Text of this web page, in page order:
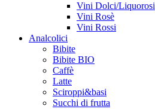
Vini Dolci/Liquorosi
Vini Rosè
Vini Rossi
Analcolici
Bibite
Bibite BIO
Caffè
Latte
Sciroppi&basi
Succhi di frutta